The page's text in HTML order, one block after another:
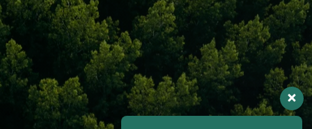
Nossa equipe de vendas esta
disponível para ajudar você.
Respondemos em até 30 minutos
Olá, em que posso ajudar?